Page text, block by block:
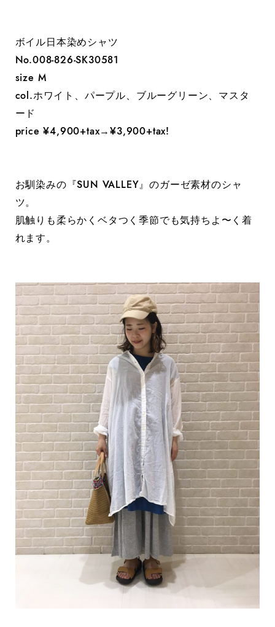
ボイル日本染めシャツ
No.008-826-SK30581
size M
col.ホワイト、パープル、ブルーグリーン、マスタ
ード
price ¥4,900+tax→¥3,900+tax!
お馴染みの『SUN VALLEY』のガーゼ素材のシャ
ツ。
肌触りも柔らかくベタつく季節でも気持ちよ〜く着
れます。